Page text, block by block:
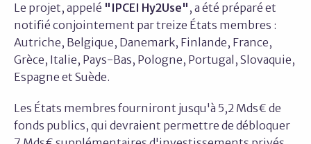
Le projet, appelé "IPCEI Hy2Use" , a été préparé et
notifié conjointement par treize États membres :
Autriche, Belgique, Danemark, Finlande, France,
Grèce, Italie, Pays-Bas, Pologne, Portugal, Slovaquie,
Espagne et Suède.
Les États membres fourniront jusqu'à 5,2 Mds€ de
fonds publics, qui devraient permettre de débloquer